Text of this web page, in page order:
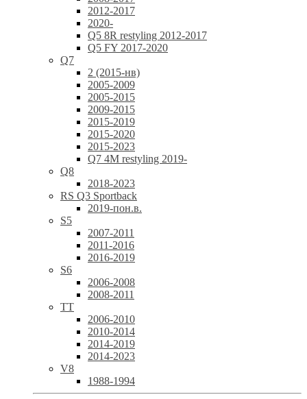
2012-2017
2020-
Q5 8R restyling 2012-2017
Q5 FY 2017-2020
Q7
2 (2015-нв)
2005-2009
2005-2015
2009-2015
2015-2019
2015-2020
2015-2023
Q7 4M restyling 2019-
Q8
2018-2023
RS Q3 Sportback
2019-пон.в.
S5
2007-2011
2011-2016
2016-2019
S6
2006-2008
2008-2011
TT
2006-2010
2010-2014
2014-2019
2014-2023
V8
1988-1994